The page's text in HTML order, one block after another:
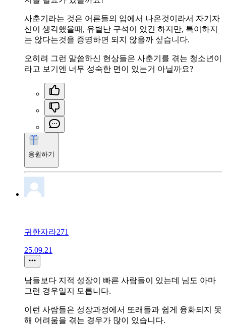
사춘기라는 것은 어른들의 입에서 나온것이라서 자기자
신이 생각했을때, 유별난 구석이 있긴 하지만, 특이하지
는 않다는것을 증명하면 되지 않을까 싶습니다.
오히려 그런 말씀하신 현상들은 사춘기를 겪는 청소년이
라고 보기엔 너무 성숙한 면이 있는거 아닐까요?
응원하기
귀한자라271
25.09.21
남들보다 지적 성장이 빠른 사람들이 있는데 님도 아마
그런 경우일지 모릅니다.
이런 사람들은 성장과정에서 또래들과 쉽게 융화되지 못
해 어려움을 겪는 경우가 많이 있습니다.